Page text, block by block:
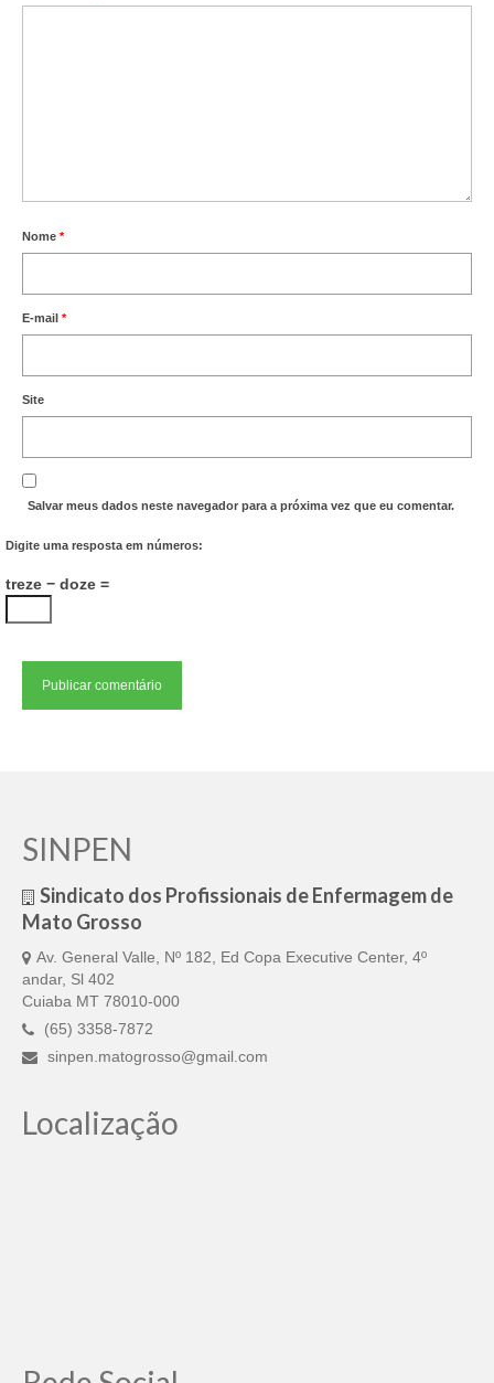
Nome *
E-mail *
Site
Salvar meus dados neste navegador para a próxima vez que eu comentar.
Digite uma resposta em números:
treze − doze =
SINPEN
Sindicato dos Profissionais de Enfermagem de
Mato Grosso
Av. General Valle, Nº 182, Ed Copa Executive Center, 4º
andar, Sl 402
Cuiaba MT 78010-000
(65) 3358-7872
sinpen.matogrosso@gmail.com
Localização